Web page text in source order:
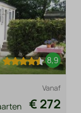
8,9
Vanaf
€ 272